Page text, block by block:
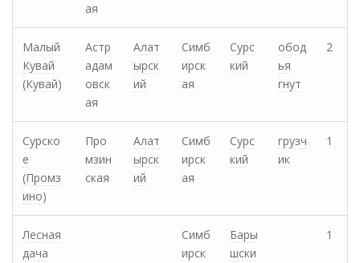
ая
Малый
Кувай
(Кувай)
Астр
адам
овск
ая
Алат
ырск
ий
Симб
ирск
ая
Сурс
кий
обод
ья
гнут
2
Сурско
е
(Промз
ино)
Про
мзин
ская
Алат
ырск
ий
Симб
ирск
ая
Сурс
кий
грузч
ик
1
Лесная
дача
Симб
ирск
Бары
шски
1